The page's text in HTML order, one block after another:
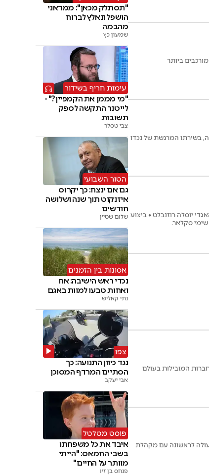
ביותר
בשירתו המרגשת של נכדו
יוסלה רוזנבלט • ביצוע
סקלאר.
• כתר היא אחת החברות המובילות בעולם
לראשונה עם מקהלת
"תסתלק מכאן": ממדאני
הושפל ונאלץ לברוח
מהבמה
שמעון כץ
עימות חריף בשידור
"מי מממן את הקמפיין?" -
לייטנר התקשה לספק
תשובות
צבי טסלר
הטור השבועי
גם אם ינצח: כך יקרוס
איזנקוט תוך שנה ושלושה
חודשים
שלום שטיין
אסונות בין הזמנים
נכדי ראש הישיבה: אח
ואחות טבעו למוות באגם
נתי קאליש
צפו
נגד כיוון התנועה: כך
הסתיים המרדף המסוכן
אבי יעקב
פוסט מטלטל
איבד את כל משפחתו
בשבי החמאס: "הייתי
מוותר על החיים"
פנחס בן זיו